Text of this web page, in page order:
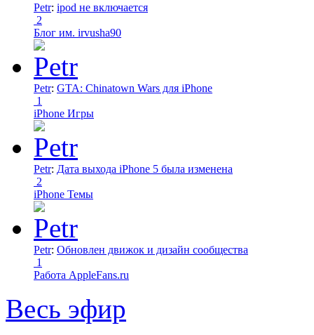
Petr: ipod не включается
2
Блог им. irvusha90
Petr: GTA: Chinatown Wars для iPhone
1
iPhone Игры
Petr: Дата выхода iPhone 5 была изменена
2
iPhone Темы
Petr: Обновлен движок и дизайн сообщества
1
Работа AppleFans.ru
Весь эфир